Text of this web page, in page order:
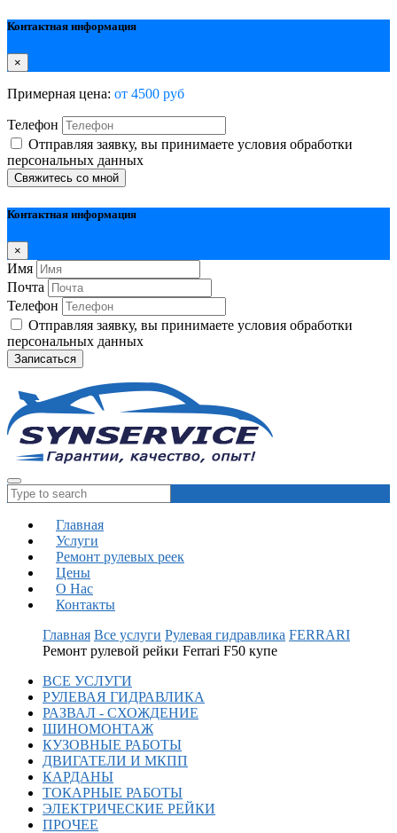
Контактная информация
×
Примерная цена: от 4500 руб
Телефон
Отправляя заявку, вы принимаете условия обработки
персональных данных
Свяжитесь со мной
Контактная информация
×
Имя
Почта
Телефон
Отправляя заявку, вы принимаете условия обработки
персональных данных
Записаться
Главная
Услуги
Ремонт рулевых реек
Цены
О Нас
Контакты
Главная Все услуги Рулевая гидравлика FERRARI
Ремонт рулевой рейки Ferrari F50 купе
ВСЕ УСЛУГИ
РУЛЕВАЯ ГИДРАВЛИКА
РАЗВАЛ - СХОЖДЕНИЕ
ШИНОМОНТАЖ
КУЗОВНЫЕ РАБОТЫ
ДВИГАТЕЛИ И МКПП
КАРДАНЫ
ТОКАРНЫЕ РАБОТЫ
ЭЛЕКТРИЧЕСКИЕ РЕЙКИ
ПРОЧЕЕ